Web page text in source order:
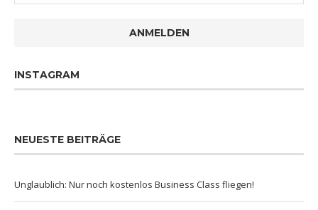
ANMELDEN
INSTAGRAM
NEUESTE BEITRÄGE
Unglaublich: Nur noch kostenlos Business Class fliegen!